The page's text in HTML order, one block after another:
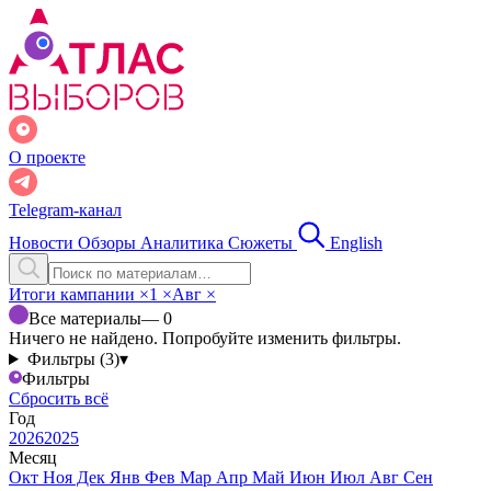
О проекте
Telegram-канал
Новости Обзоры Аналитика Сюжеты English
Итоги кампании ×1 ×Авг ×
Все материалы— 0
Ничего не найдено. Попробуйте изменить фильтры.
Фильтры (3)▾
Фильтры
Сбросить всё
Год
20262025
Месяц
Окт Ноя Дек Янв Фев Мар Апр Май Июн Июл Авг Сен